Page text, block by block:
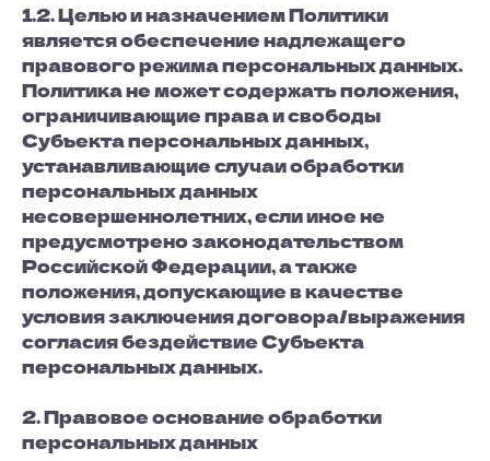
1.2. Целью и назначением Политики
является обеспечение надлежащего
правового режима персональных данных.
Политика не может содержать положения,
ограничивающие права и свободы
Субъекта персональных данных,
устанавливающие случаи обработки
персональных данных
несовершеннолетних, если иное не
предусмотрено законодательством
Российской Федерации, а также
положения, допускающие в качестве
условия заключения договора/выражения
согласия бездействие Субъекта
персональных данных.
2. Правовое основание обработки
персональных данных